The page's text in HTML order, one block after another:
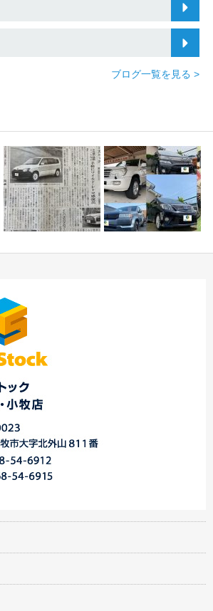
ブログ一覧を見る >
川・港店☆